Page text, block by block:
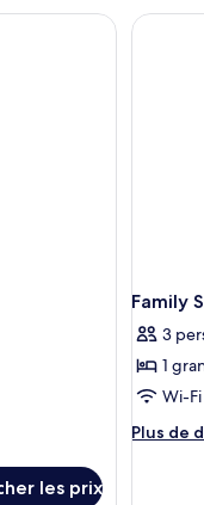
double
une lampe et une fenêtre
avec un grand lit, une
les prix
Family
3
1
Wi-
Plus de
Plus